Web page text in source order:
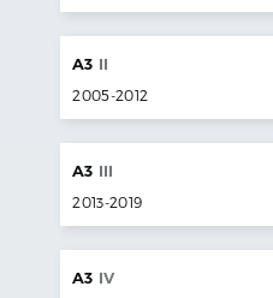
A3 II
2005-2012
A3 III
2013-2019
A3 IV